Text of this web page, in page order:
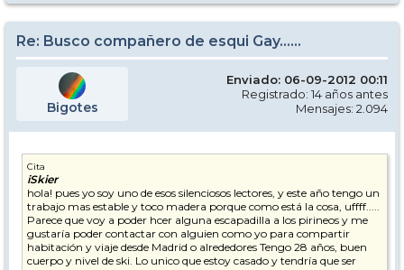
Re: Busco compañero de esqui Gay......
Bigotes
Enviado: 06-09-2012 00:11
Registrado: 14 años antes
Mensajes: 2.094
Cita
iSkier
hola! pues yo soy uno de esos silenciosos lectores, y este año tengo un
trabajo mas estable y toco madera porque como está la cosa, uffff.....
Parece que voy a poder hcer alguna escapadilla a los pirineos y me
gustaría poder contactar con alguien como yo para compartir
habitación y viaje desde Madrid o alrededores Tengo 28 años, buen
cuerpo y nivel de ski. Lo unico que estoy casado y tendría que ser